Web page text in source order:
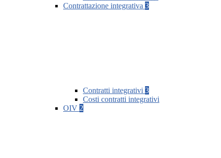
Contrattazione integrativa 3
Contratti integrativi 3
Costi contratti integrativi
OIV 2